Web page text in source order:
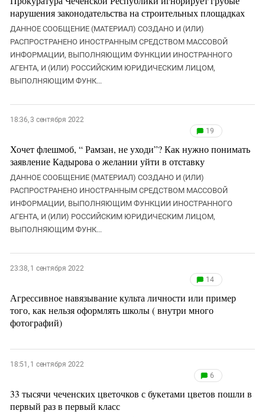
нарушения законодательства на строительных площадках
ДАННОЕ СООБЩЕНИЕ (МАТЕРИАЛ) СОЗДАНО И (ИЛИ)
РАСПРОСТРАНЕНО ИНОСТРАННЫМ СРЕДСТВОМ МАССОВОЙ
ИНФОРМАЦИИ, ВЫПОЛНЯЮЩИМ ФУНКЦИИ ИНОСТРАННОГО
АГЕНТА, И (ИЛИ) РОССИЙСКИМ ЮРИДИЧЕСКИМ ЛИЦОМ,
ВЫПОЛНЯЮЩИМ ФУНК...
18:36, 3 сентября 2022
19
Хочет флешмоб, “ Рамзан, не уходи”? Как нужно понимать
заявление Кадырова о желании уйти в отставку
ДАННОЕ СООБЩЕНИЕ (МАТЕРИАЛ) СОЗДАНО И (ИЛИ)
РАСПРОСТРАНЕНО ИНОСТРАННЫМ СРЕДСТВОМ МАССОВОЙ
ИНФОРМАЦИИ, ВЫПОЛНЯЮЩИМ ФУНКЦИИ ИНОСТРАННОГО
АГЕНТА, И (ИЛИ) РОССИЙСКИМ ЮРИДИЧЕСКИМ ЛИЦОМ,
ВЫПОЛНЯЮЩИМ ФУНК...
23:38, 1 сентября 2022
14
Агрессивное навязывание культа личности или пример
того, как нельзя оформлять школы ( внутри много
фотографий)
18:51, 1 сентября 2022
6
33 тысячи чеченских цветочков с букетами цветов пошли в
первый раз в первый класс